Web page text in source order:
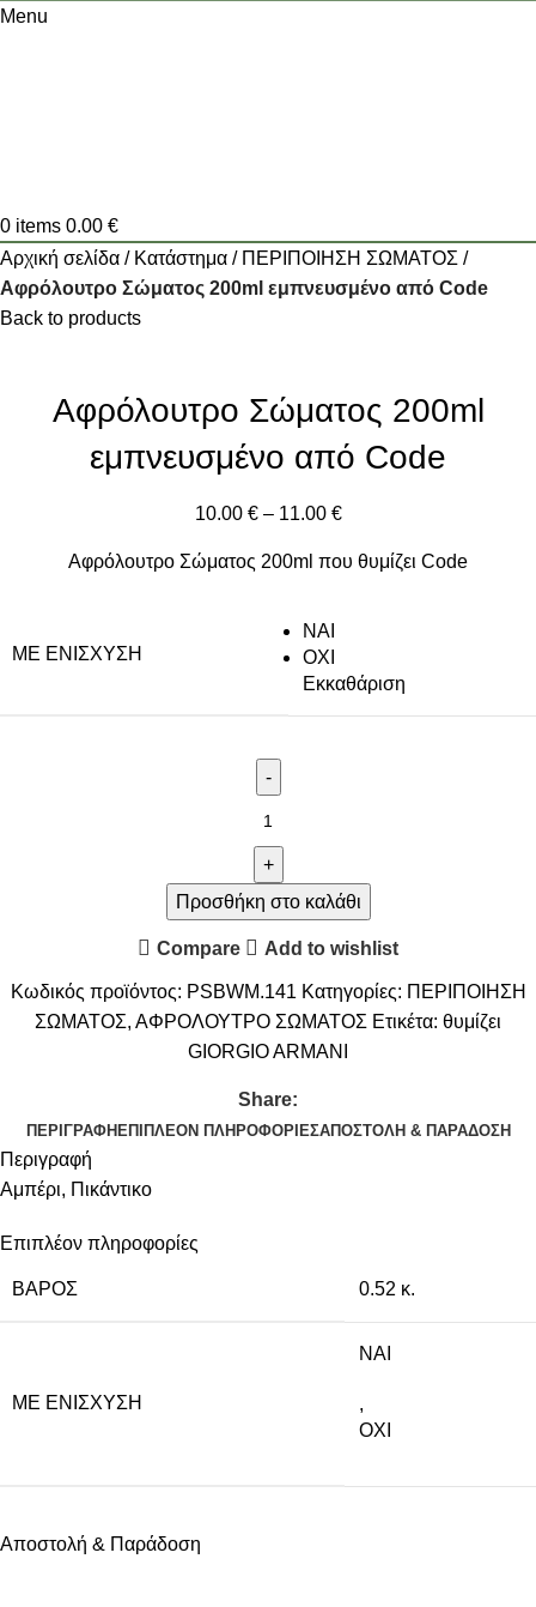
Menu
0 items 0.00 €
Αρχική σελίδα
Κατάστημα
ΠΕΡΙΠΟΙΗΣΗ ΣΩΜΑΤΟΣ
Αφρόλουτρο Σώματος 200ml εμπνευσμένο από Code
Back to products
Αφρόλουτρο Σώματος 200ml
εμπνευσμένο από Code
10.00 € – 11.00 €
Αφρόλουτρο Σώματος 200ml που θυμίζει Code
ΜΕ ΕΝΊΣΧΥΣΗ
NAI
ΟΧΙ
Εκκαθάριση
Προσθήκη στο καλάθι
Compare Add to wishlist
Κωδικός προϊόντος: PSBWM.141 Κατηγορίες: ΠΕΡΙΠΟΙΗΣΗ
ΣΩΜΑΤΟΣ, ΑΦΡΟΛΟΥΤΡΟ ΣΩΜΑΤΟΣ Ετικέτα: θυμίζει
GIORGIO ARMANI
Share:
ΠΕΡΙΓΡΑΦΉ ΕΠΙΠΛΈΟΝ ΠΛΗΡΟΦΟΡΊΕΣΑΠΟΣΤΟΛΉ & ΠΑΡΆΔΟΣΗ
Περιγραφή
Αμπέρι, Πικάντικο
Επιπλέον πληροφορίες
ΒΆΡΟΣ 0.52 κ.
ΜΕ ΕΝΊΣΧΥΣΗ
NAI
,
ΟΧΙ
Αποστολή & Παράδοση